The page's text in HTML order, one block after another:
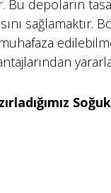
Bu depoların